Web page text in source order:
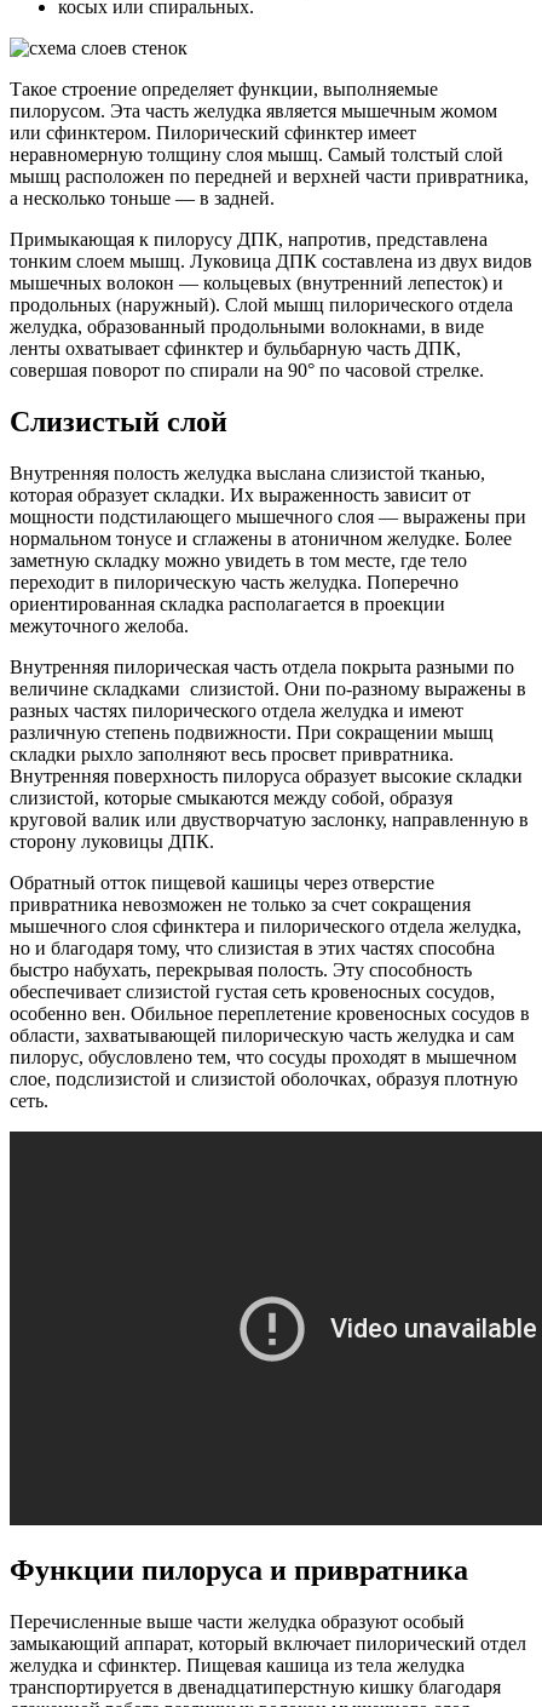
косых или спиральных.
Такое строение определяет функции, выполняемые
пилорусом. Эта часть желудка является мышечным жомом
или сфинктером. Пилорический сфинктер имеет
неравномерную толщину слоя мышц. Самый толстый слой
мышц расположен по передней и верхней части привратника,
а несколько тоньше — в задней.
Примыкающая к пилорусу ДПК, напротив, представлена
тонким слоем мышц. Луковица ДПК составлена из двух видов
мышечных волокон — кольцевых (внутренний лепесток) и
продольных (наружный). Слой мышц пилорического отдела
желудка, образованный продольными волокнами, в виде
ленты охватывает сфинктер и бульбарную часть ДПК,
совершая поворот по спирали на 90° по часовой стрелке.
Слизистый слой
Внутренняя полость желудка выслана слизистой тканью,
которая образует складки. Их выраженность зависит от
мощности подстилающего мышечного слоя — выражены при
нормальном тонусе и сглажены в атоничном желудке. Более
заметную складку можно увидеть в том месте, где тело
переходит в пилорическую часть желудка. Поперечно
ориентированная складка располагается в проекции
межуточного желоба.
Внутренняя пилорическая часть отдела покрыта разными по
величине складками слизистой. Они по-разному выражены в
разных частях пилорического отдела желудка и имеют
различную степень подвижности. При сокращении мышц
складки рыхло заполняют весь просвет привратника.
Внутренняя поверхность пилоруса образует высокие складки
слизистой, которые смыкаются между собой, образуя
круговой валик или двустворчатую заслонку, направленную в
сторону луковицы ДПК.
Обратный отток пищевой кашицы через отверстие
привратника невозможен не только за счет сокращения
мышечного слоя сфинктера и пилорического отдела желудка,
но и благодаря тому, что слизистая в этих частях способна
быстро набухать, перекрывая полость. Эту способность
обеспечивает слизистой густая сеть кровеносных сосудов,
особенно вен. Обильное переплетение кровеносных сосудов в
области, захватывающей пилорическую часть желудка и сам
пилорус, обусловлено тем, что сосуды проходят в мышечном
слое, подслизистой и слизистой оболочках, образуя плотную
сеть.
Функции пилоруса и привратника
Перечисленные выше части желудка образуют особый
замыкающий аппарат, который включает пилорический отдел
желудка и сфинктер. Пищевая кашица из тела желудка
транспортируется в двенадцатиперстную кишку благодаря